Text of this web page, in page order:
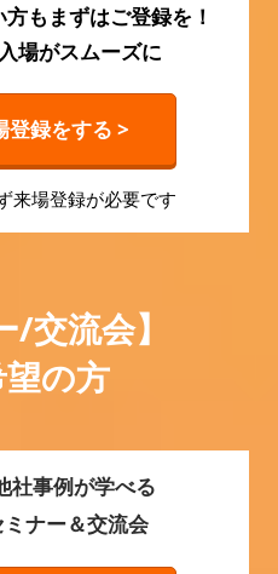
もまずはご登録を！
場がスムーズに
登録をする >
来場登録が必要です
/交流会】
の方
社事例が学べる
ナー＆交流会